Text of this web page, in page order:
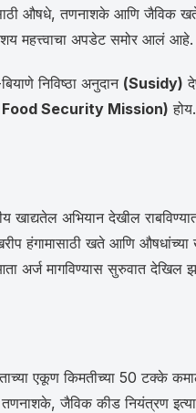
औषधे, तणनाशके आणि जैविक खते
महत्त्वाचा अपडेट समोर आलं आहे.
निविष्ठा अनुदान (Susidy)
Security Mission) होय.
खाद्यतेल अभियान देखील
हंगामासाठी खते आणि
अर्ज मागविण्यास सुरुवात देखिल
एकूण किमतीच्या 50 टक्के
जैविक कीड नियंत्रण